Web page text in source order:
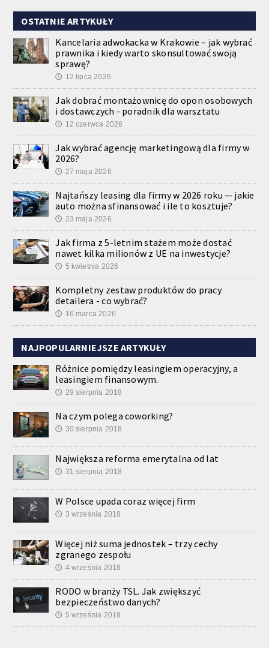
OSTATNIE ARTYKUŁY
Kancelaria adwokacka w Krakowie – jak wybrać
prawnika i kiedy warto skonsultować swoją
sprawę?
🕔 12 lipca 2026
Jak dobrać montażownicę do opon osobowych
i dostawczych - poradnik dla warsztatu
🕔 12 czerwca 2026
Jak wybrać agencję marketingową dla firmy w
2026?
🕔 27 maja 2026
Najtańszy leasing dla firmy w 2026 roku — jakie
auto można sfinansować i ile to kosztuje?
🕔 23 maja 2026
Jak firma z 5-letnim stażem może dostać
nawet kilka milionów z UE na inwestycje?
🕔 5 kwietnia 2026
Kompletny zestaw produktów do pracy
detailera - co wybrać?
🕔 16 marca 2026
NAJPOPULARNIEJSZE ARTYKUŁY
Różnice pomiędzy leasingiem operacyjny, a
leasingiem finansowym.
🕔 29 sierpnia 2018
Na czym polega coworking?
🕔 30 sierpnia 2018
Największa reforma emerytalna od lat
🕔 31 sierpnia 2018
W Polsce upada coraz więcej firm
🕔 3 września 2018
Więcej niż suma jednostek – trzy cechy
zgranego zespołu
🕔 4 września 2018
RODO w branży TSL. Jak zwiększyć
bezpieczeństwo danych?
🕔 5 września 2018